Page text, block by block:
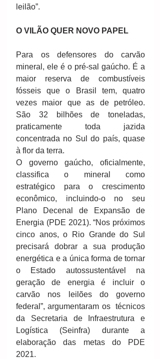
leilão”.
O VILÃO QUER NOVO PAPEL
Para os defensores do carvão
mineral, ele é o pré-sal gaúcho. É a
maior reserva de combustíveis
fósseis que o Brasil tem, quatro
vezes maior que as de petróleo.
São 32 bilhões de toneladas,
praticamente toda jazida
concentrada no Sul do país, quase
à flor da terra.
O governo gaúcho, oficialmente,
classifica o mineral como
estratégico para o crescimento
econômico, incluindo-o no seu
Plano Decenal de Expansão de
Energia (PDE 2021). “Nos próximos
cinco anos, o Rio Grande do Sul
precisará dobrar a sua produção
energética e a única forma de tornar
o Estado autossustentável na
geração de energia é incluir o
carvão nos leilões do governo
federal”, argumentaram os  técnicos
da Secretaria de Infraestrutura e
Logística (Seinfra) durante a
elaboração das metas do PDE
2021.